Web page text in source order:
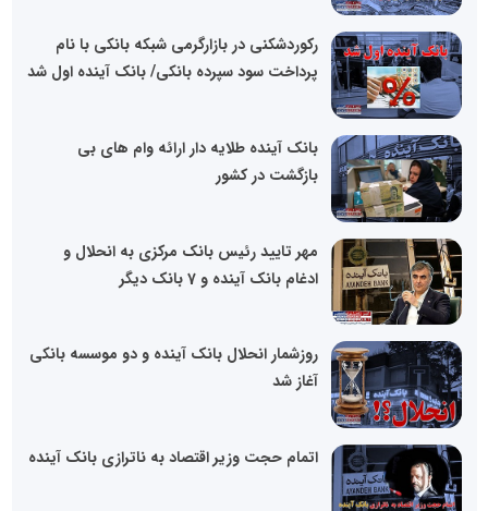
رکوردشکنی در بازارگرمی شبکه بانکی با نام
پرداخت سود سپرده بانکی/ بانک آینده اول شد
بانک آینده طلایه دار ارائه وام های بی
بازگشت در کشور
مهر تایید رئیس بانک مرکزی به انحلال و
ادغام بانک آینده و 7 بانک دیگر
روزشمار انحلال بانک آینده و دو موسسه بانکی
آغاز شد
اتمام حجت وزیر اقتصاد به ناترازی بانک آینده